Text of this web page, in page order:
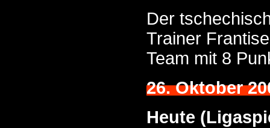
Der
Trainer
Team mit 8
26. Oktober
Heute